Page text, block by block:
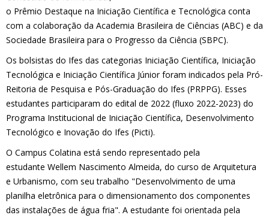
o Prêmio Destaque na Iniciação Científica e Tecnológica conta
com a colaboração da Academia Brasileira de Ciências (ABC) e da
Sociedade Brasileira para o Progresso da Ciência (SBPC).
Os bolsistas do Ifes das categorias Iniciação Científica, Iniciação
Tecnológica e Iniciação Científica Júnior foram indicados pela Pró-
Reitoria de Pesquisa e Pós-Graduação do Ifes (PRPPG). Esses
estudantes participaram do edital de 2022 (fluxo 2022-2023) do
Programa Institucional de Iniciação Científica, Desenvolvimento
Tecnológico e Inovação do Ifes (Picti).
O Campus Colatina está sendo representado pela
estudante Wellem Nascimento Almeida, do curso de Arquitetura
e Urbanismo, com seu trabalho "Desenvolvimento de uma
planilha eletrônica para o dimensionamento dos componentes
das instalações de água fria". A estudante foi orientada pela